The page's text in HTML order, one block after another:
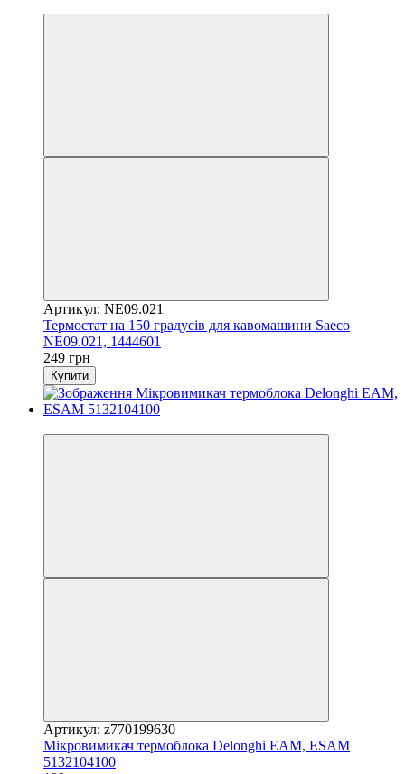
Артикул: NE09.021
Термостат на 150 градусів для кавомашини Saeco
NE09.021, 1444601
249 грн
Купити
Артикул: z770199630
Мікровимикач термоблока Delonghi EAM, ESAM
5132104100